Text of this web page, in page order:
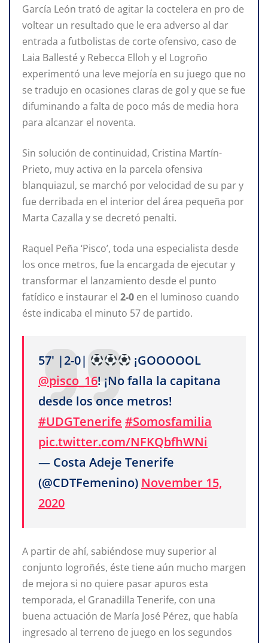
García León trató de agitar la coctelera en pro de
voltear un resultado que le era adverso al dar
entrada a futbolistas de corte ofensivo, caso de
Laia Ballesté y Rebecca Elloh y el Logroño
experimentó una leve mejoría en su juego que no
se tradujo en ocasiones claras de gol y que se fue
difuminando a falta de poco más de media hora
para alcanzar el noventa.
Sin solución de continuidad, Cristina Martín-
Prieto, muy activa en la parcela ofensiva
blanquiazul, se marchó por velocidad de su par y
fue derribada en el interior del área pequeña por
Marta Cazalla y se decretó penalti.
Raquel Peña ‘Pisco’, toda una especialista desde
los once metros, fue la encargada de ejecutar y
transformar el lanzamiento desde el punto
fatídico e instaurar el 2-0 en el luminoso cuando
éste indicaba el minuto 57 de partido.
57' |2-0|
¡GOOOOOL
@pisco_16! ¡No falla la capitana
desde los once metros!
#UDGTenerife #Somosfamilia
pic.twitter.com/NFKQbfhWNi
— Costa Adeje Tenerife
(@CDTFemenino) November 15,
2020
A partir de ahí, sabiéndose muy superior al
conjunto logroñés, éste tiene aún mucho margen
de mejora si no quiere pasar apuros esta
temporada, el Granadilla Tenerife, con una
buena actuación de María José Pérez, que había
ingresado al terreno de juego en los segundos